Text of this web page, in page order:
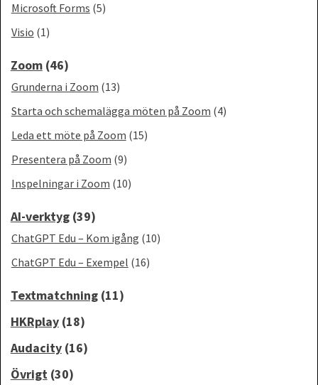
Microsoft Forms (5)
Visio (1)
Zoom(46)
Grunderna i Zoom (13)
Starta och schemalägga möten på Zoom (4)
Leda ett möte på Zoom (15)
Presentera på Zoom (9)
Inspelningar i Zoom (10)
AI-verktyg(39)
ChatGPT Edu – Kom igång (10)
ChatGPT Edu – Exempel (16)
Textmatchning(11)
HKRplay(18)
Audacity(16)
Övrigt(30)